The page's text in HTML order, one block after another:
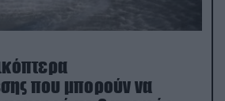
που μπορούν να